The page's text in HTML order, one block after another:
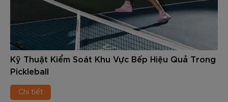
Kỹ Thuật Kiểm Soát Khu Vực Bếp Hiệu Quả Trong
Pickleball
Chi tiết